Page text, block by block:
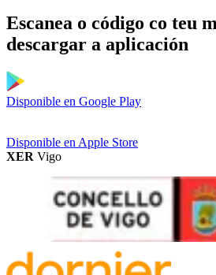
Escanea o código co teu
descargar a aplicación
Disponible en Google Play
Disponible en Apple Store
XER Vigo